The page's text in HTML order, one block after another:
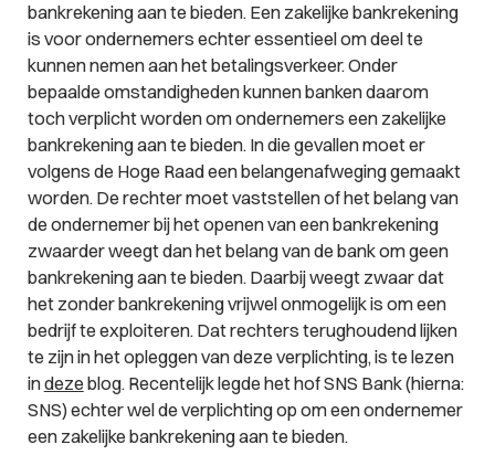
bankrekening aan te bieden. Een zakelijke bankrekening
is voor ondernemers echter essentieel om deel te
kunnen nemen aan het betalingsverkeer. Onder
bepaalde omstandigheden kunnen banken daarom
toch verplicht worden om ondernemers een zakelijke
bankrekening aan te bieden. In die gevallen moet er
volgens de Hoge Raad een belangenafweging gemaakt
worden. De rechter moet vaststellen of het belang van
de ondernemer bij het openen van een bankrekening
zwaarder weegt dan het belang van de bank om geen
bankrekening aan te bieden. Daarbij weegt zwaar dat
het zonder bankrekening vrijwel onmogelijk is om een
bedrijf te exploiteren. Dat rechters terughoudend lijken
te zijn in het opleggen van deze verplichting, is te lezen
indeze blog. Recentelijk legde het hof SNS Bank (hierna:
SNS) echter wel de verplichting op om een ondernemer
een zakelijke bankrekening aan te bieden.